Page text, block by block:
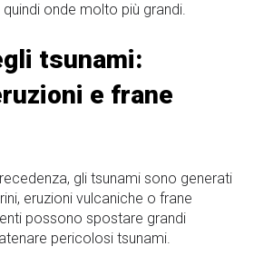
onde molto più grandi.
tsunami:
e frane
gli tsunami sono generati
eruzioni vulcaniche o frane
possono spostare grandi
pericolosi tsunami.